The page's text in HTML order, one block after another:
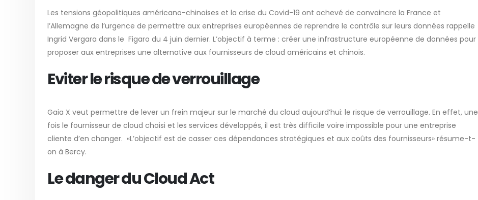
Les tensions géopolitiques américano-chinoises et la crise du Covid-19 ont achevé de convaincre la France et
l’Allemagne de l’urgence de permettre aux entreprises européennes de reprendre le contrôle sur leurs données rappelle
Ingrid Vergara dans le Figaro du 4 juin dernier. L’objectif à terme : créer une infrastructure européenne de données pour
proposer aux entreprises une alternative aux fournisseurs de cloud américains et chinois.
Eviter le risque de verrouillage
Gaia X veut permettre de lever un frein majeur sur le marché du cloud aujourd’hui: le risque de verrouillage. En effet, une
fois le fournisseur de cloud choisi et les services développés, il est très difficile voire impossible pour une entreprise
cliente d’en changer. «L’objectif est de casser ces dépendances stratégiques et aux coûts des fournisseurs» résume-t-
on à Bercy.
Le danger du Cloud Act